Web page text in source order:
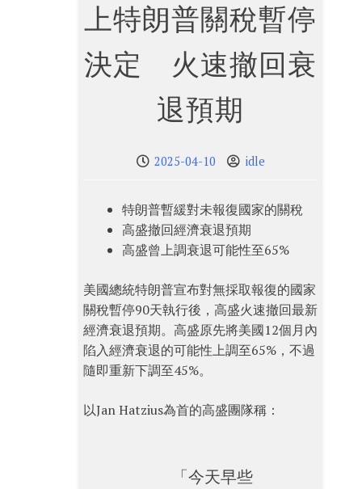
上特朗普關稅暫停
決定 火速撤回衰
退預期
2025-04-10 idle
特朗普暫緩對未報復國家的關稅
高盛撤回經濟衰退預期
高盛曾上調衰退可能性至65%
美國總統特朗普宣布對無採取報復的國家
關稅暫停90天執行後，高盛火速撤回最新
經濟衰退預期。高盛原先將美國12個月內
陷入經濟衰退的可能性上調至65%，不過
隨即重新下調至45%。
以Jan Hatzius為首的高盛團隊稱：
「今天早些